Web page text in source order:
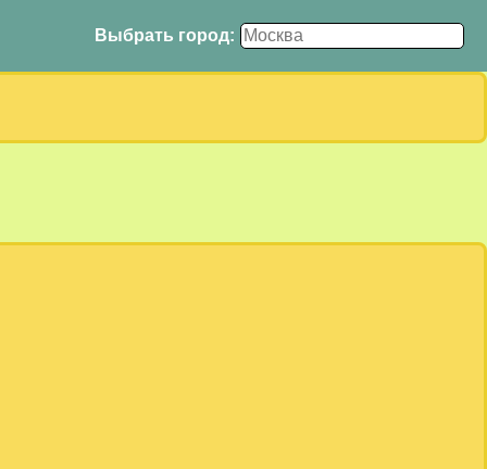
Выбрать город: